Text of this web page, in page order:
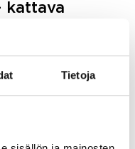
Tietoja
kattava
ja etsimme juuri